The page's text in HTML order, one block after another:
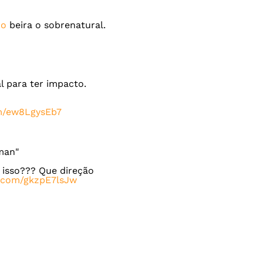
beira o sobrenatural.
para ter impacto.
Que direção
gkzpE7lsJw